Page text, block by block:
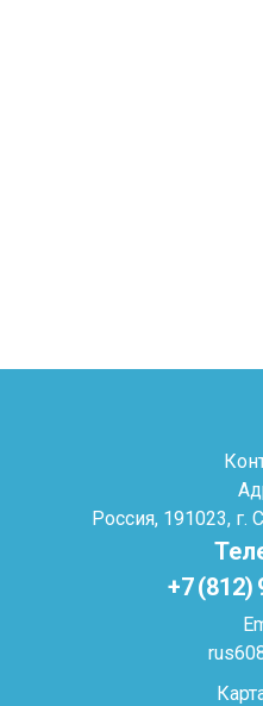
Россия, 191023, г.
+7 (812)